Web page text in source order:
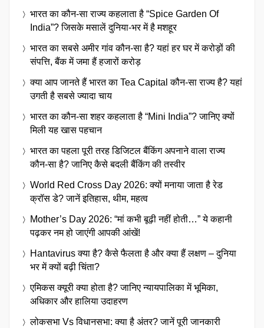
भारत का कौन-सा राज्य कहलाता है “Spice Garden Of
India”? जिसके मसालें दुनिया-भर में है मशहूर
भारत का सबसे अमीर गांव कौन-सा है? यहां हर घर में करोड़ों की
संपत्ति, बैंक में जमा हैं हजारों करोड़
क्या आप जानते हैं भारत का Tea Capital कौन-सा राज्य है? यहां
उगती है सबसे ज्यादा चाय
भारत का कौन-सा शहर कहलाता है “Mini India”? जानिए क्यों
मिली यह खास पहचान
भारत का पहला पूरी तरह डिजिटल बैंकिंग अपनाने वाला राज्य
कौन-सा है? जानिए कैसे बदली बैंकिंग की तस्वीर
World Red Cross Day 2026: क्यों मनाया जाता है रेड
क्रॉस डे? जानें इतिहास, थीम, महत्व
Mother’s Day 2026: “मां कभी बूढ़ी नहीं होती…” ये कहानी
पढ़कर नम हो जाएंगी आपकी आंखें!
Hantavirus क्या है? कैसे फैलता है और क्या हैं लक्षण – दुनिया
भर में क्यों बढ़ी चिंता?
एमिकस क्यूरी क्या होता है? जानिए न्यायपालिका में भूमिका,
अधिकार और हालिया उदाहरण
लोकसभा Vs विधानसभा: क्या है अंतर? जानें पूरी जानकारी